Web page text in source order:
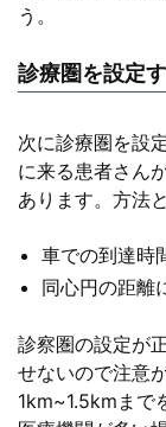
う。
診療圏を設定
次に診療圏を設
に来る患者さん
あります。方法
車での到達時
同心円の距離
診察圏の設定が
せないので注意
1km~1.5kmまで